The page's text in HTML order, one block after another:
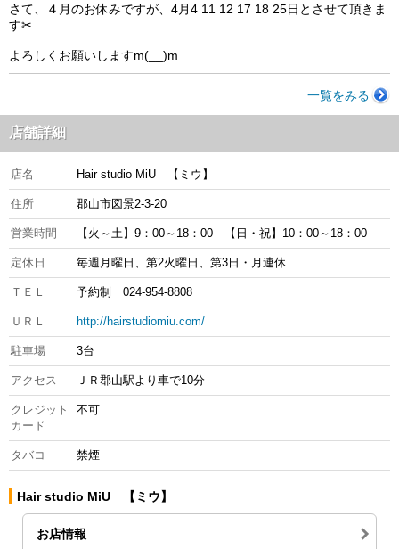
さて、４月のお休みですが、4月4 11 12 17 18 25日とさせて頂きま
す✂
よろしくお願いしますm(__)m
一覧をみる
店舗詳細
店名 Hair studio MiU 【ミウ】
住所 郡山市図景2-3-20
営業時間 【火～土】9：00～18：00 【日・祝】10：00～18：00
定休日 毎週月曜日、第2火曜日、第3日・月連休
ＴＥＬ 予約制 024-954-8808
ＵＲＬ http://hairstudiomiu.com/
駐車場 3台
アクセス ＪＲ郡山駅より車で10分
クレジット
カード
不可
タバコ 禁煙
Hair studio MiU 【ミウ】
お店情報